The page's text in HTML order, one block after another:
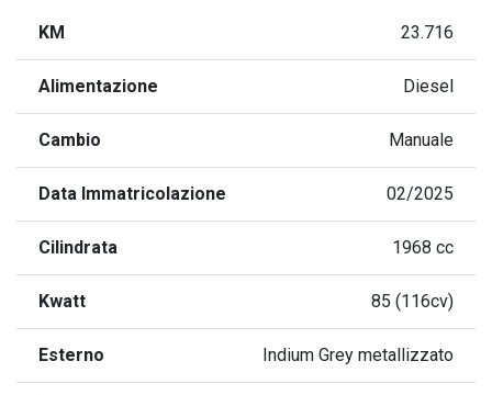
KM 23.716
Alimentazione Diesel
Cambio Manuale
Data Immatricolazione 02/2025
Cilindrata 1968 cc
Kwatt 85 (116cv)
Esterno Indium Grey metallizzato